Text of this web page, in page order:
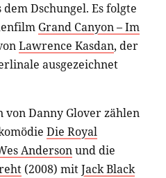
Dschungel. Es folgte
Grand Canyon – Im
Lawrence Kasdan, der
ausgezeichnet
Danny Glover zählen
Die Royal
Andersonund die
(2008) mitJack Black